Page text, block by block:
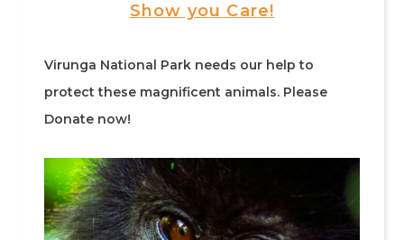
Show you Care!
Virunga National Park needs our help to
protect these magnificent animals. Please
Donate now!